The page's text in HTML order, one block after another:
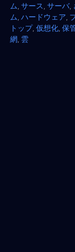
ム サース サーバ,
ム ハードウェア
トップ, 仮想化 保
網 雲